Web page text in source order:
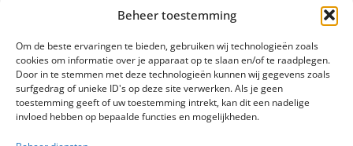
Beheer toestemming
Om de beste ervaringen te bieden, gebruiken wij technologieën zoals
cookies om informatie over je apparaat op te slaan en/of te raadplegen.
Door in te stemmen met deze technologieën kunnen wij gegevens zoals
surfgedrag of unieke ID's op deze site verwerken. Als je geen
toestemming geeft of uw toestemming intrekt, kan dit een nadelige
invloed hebben op bepaalde functies en mogelijkheden.